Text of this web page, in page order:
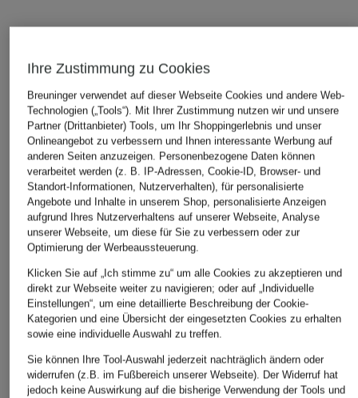
Ihre Zustimmung zu Cookies
Breuninger verwendet auf dieser Webseite Cookies und andere Web-
Technologien („Tools“). Mit Ihrer Zustimmung nutzen wir und unsere
Partner (Drittanbieter) Tools, um Ihr Shoppingerlebnis und unser
Onlineangebot zu verbessern und Ihnen interessante Werbung auf
anderen Seiten anzuzeigen. Personenbezogene Daten können
verarbeitet werden (z. B. IP-Adressen, Cookie-ID, Browser- und
Standort-Informationen, Nutzerverhalten), für personalisierte
Angebote und Inhalte in unserem Shop, personalisierte Anzeigen
aufgrund Ihres Nutzerverhaltens auf unserer Webseite, Analyse
unserer Webseite, um diese für Sie zu verbessern oder zur
Optimierung der Werbeaussteuerung.
Klicken Sie auf „Ich stimme zu“ um alle Cookies zu akzeptieren und
direkt zur Webseite weiter zu navigieren; oder auf „Individuelle
Einstellungen“, um eine detaillierte Beschreibung der Cookie-
Kategorien und eine Übersicht der eingesetzten Cookies zu erhalten
sowie eine individuelle Auswahl zu treffen.
Sie können Ihre Tool-Auswahl jederzeit nachträglich ändern oder
widerrufen (z.B. im Fußbereich unserer Webseite). Der Widerruf hat
jedoch keine Auswirkung auf die bisherige Verwendung der Tools und